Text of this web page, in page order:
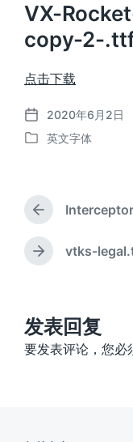
VX-
copy-2-
点击下载
发
布
2020年6月2日
发
英文字体
上
篇
文
章
下
：
vtks-
发表回复
要发表评论，您必